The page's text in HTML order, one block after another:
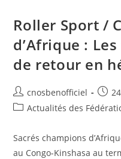
Roller Sport /
d’Afrique :
de retour en
cnosbenofficiel
Actualités des
Sacrés champions
au Congo-Kinshasa au